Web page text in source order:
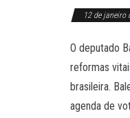
12 de janeiro
O deputado
reformas
brasileira.
agenda de